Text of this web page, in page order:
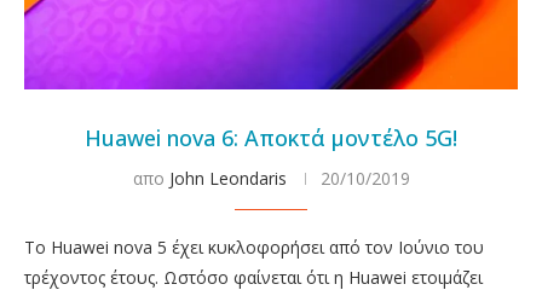
Huawei nova 6: Αποκτά μοντέλο 5G!
απο John Leondaris 20/10/2019
Το Huawei nova 5 έχει κυκλοφορήσει από τον Ιούνιο του
τρέχοντος έτους. Ωστόσο φαίνεται ότι η Huawei ετοιμάζει